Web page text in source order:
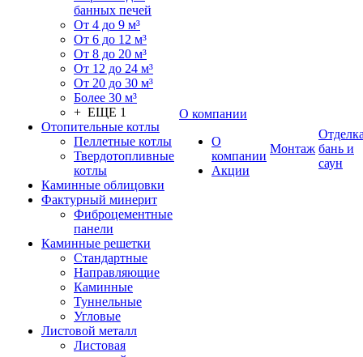
банных печей
От 4 до 9 м³
От 6 до 12 м³
От 8 до 20 м³
От 12 до 24 м³
От 20 до 30 м³
Более 30 м³
+ ЕЩЕ 1
Отопительные котлы
Пеллетные котлы
Твердотопливные
котлы
Каминные облицовки
Фактурный минерит
Фиброцементные
панели
Каминные решетки
Стандартные
Направляющие
Каминные
Туннельные
Угловые
Листовой металл
Листовая
О компании
О
компании
Акции
Монтаж бань и
саун